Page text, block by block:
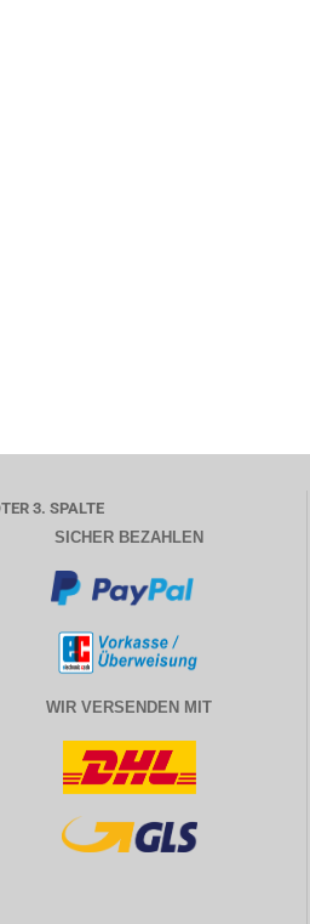
3. SPALTE
SICHER BEZAHLEN
WIR VERSENDEN MIT